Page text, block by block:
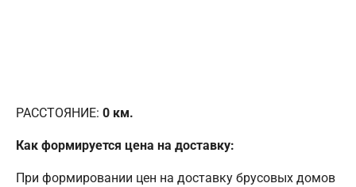
РАССТОЯНИЕ: 0 км.
Как формируется цена на доставку:
При формировании цен на доставку брусовых домов